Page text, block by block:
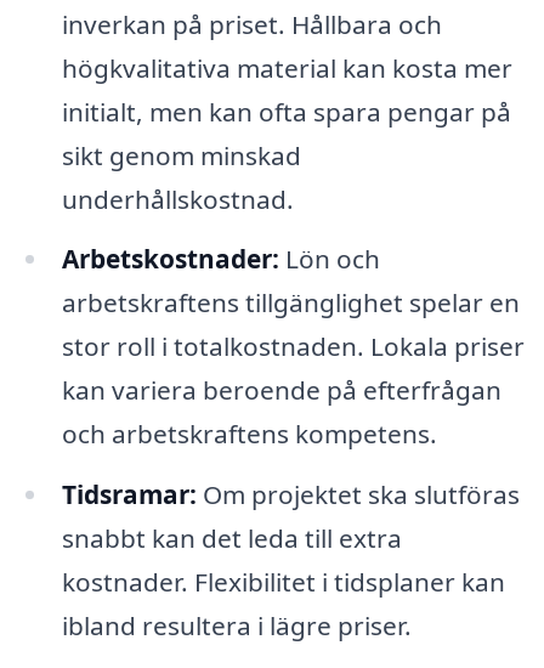
inverkan på priset. Hållbara och
högkvalitativa material kan kosta mer
initialt, men kan ofta spara pengar på
sikt genom minskad
underhållskostnad.
Arbetskostnader: Lön och
arbetskraftens tillgänglighet spelar en
stor roll i totalkostnaden. Lokala priser
kan variera beroende på efterfrågan
och arbetskraftens kompetens.
Tidsramar: Om projektet ska slutföras
snabbt kan det leda till extra
kostnader. Flexibilitet i tidsplaner kan
ibland resultera i lägre priser.